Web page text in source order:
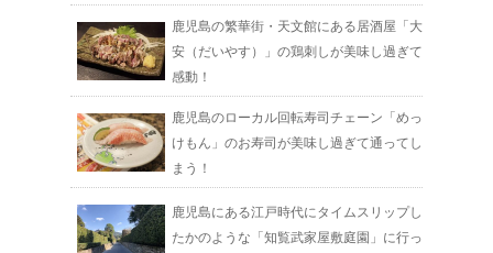
鹿児島の繁華街・天文館にある居酒屋「大
安（だいやす）」の鶏刺しが美味し過ぎて
感動！
鹿児島のローカル回転寿司チェーン「めっ
けもん」のお寿司が美味し過ぎて通ってし
まう！
鹿児島にある江戸時代にタイムスリップし
たかのような「知覧武家屋敷庭園」に行っ